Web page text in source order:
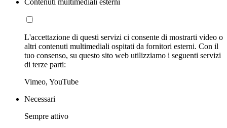
Contenuti multimediali esterni
L'accettazione di questi servizi ci consente di mostrarti video o
altri contenuti multimediali ospitati da fornitori esterni. Con il
tuo consenso, su questo sito web utilizziamo i seguenti servizi
di terze parti:
Vimeo, YouTube
Necessari
Sempre attivo